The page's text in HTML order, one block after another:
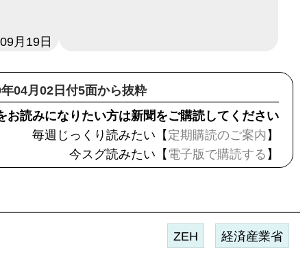
月19日
04月02日付5面から抜粋
お読みになりたい方は新聞をご購読してください
毎週じっくり読みたい【 定期購読のご案内 】
今スグ読みたい【 電子版で購読する 】
ZEH 経済産業省